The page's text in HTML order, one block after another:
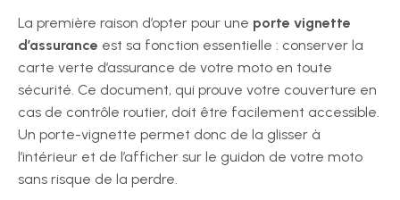
La première raison d’opter pour une porte vignette
d’assurance est sa fonction essentielle : conserver la
carte verte d’assurance de votre moto en toute
sécurité. Ce document, qui prouve votre couverture en
cas de contrôle routier, doit être facilement accessible.
Un porte-vignette permet donc de la glisser à
l’intérieur et de l’afficher sur le guidon de votre moto
sans risque de la perdre.